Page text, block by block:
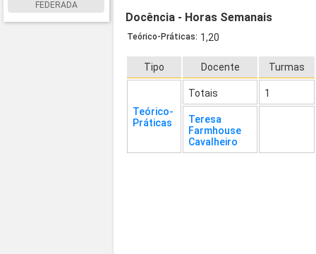
FEDERADA
Docência - Horas Semanais
Teórico-Práticas: 1,20
Tipo Docente Turmas
Teórico-
Práticas
Totais 1
Teresa
Farmhouse
Cavalheiro